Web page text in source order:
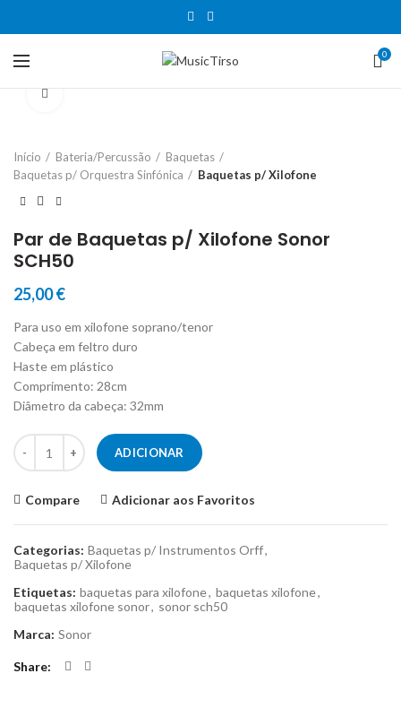
0
Início Bateria/Percussão
Baquetas
Baquetas p/ Orquestra Sinfónica
Baquetas p/ Xilofone
Par de Baquetas p/ Xilofone Sonor
SCH50
25,00€
Para uso em xilofone soprano/tenor
Cabeça em feltro duro
Haste em plástico
Comprimento: 28cm
Diâmetro da cabeça: 32mm
Quantidade de Par de Baquetas p/ Xilofone Sonor SCH50
ADICIONAR
Compare Adicionar aos Favoritos
Categorias: Baquetas p/ Instrumentos Orff,
Baquetas p/ Xilofone
Etiquetas: baquetas para xilofone, baquetas xilofone,
baquetas xilofone sonor, sonor sch50
Marca: Sonor
Share